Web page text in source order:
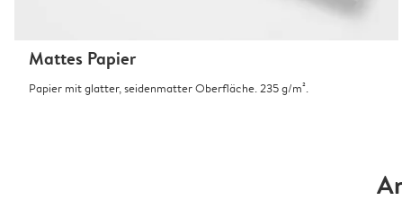
Mattes Papier
Papier mit glatter, seidenmatter Oberfläche. 235 g/m².